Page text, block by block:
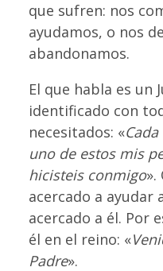
que sufren: nos
ayudamos, o nos
abandonamos.
El que habla es un
identificado con
necesitados: «
uno de estos mis
hicisteis conmigo».
acercado a ayudar
acercado a él. Por
él en el reino: «
Padre».